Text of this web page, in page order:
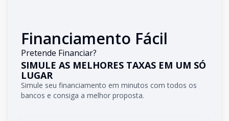
Financiamento Fácil
Pretende Financiar?
SIMULE AS MELHORES TAXAS EM UM SÓ
LUGAR
Simule seu financiamento em minutos com todos os
bancos e consiga a melhor proposta.